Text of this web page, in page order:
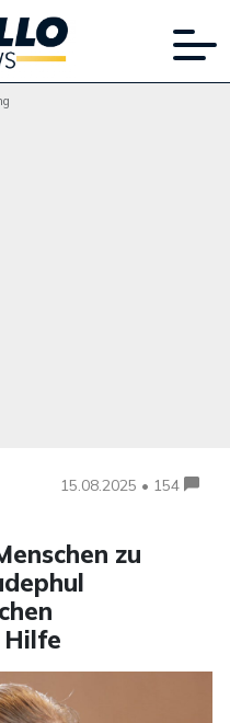
15.08.2025 • 154
zu
Hilfe